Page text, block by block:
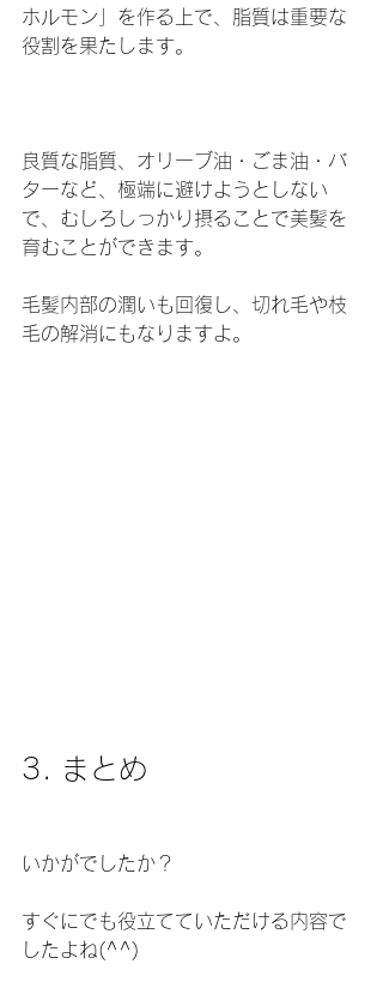
ホルモン」を作る上で、脂質は重要な
役割を果たします。
良質な脂質、オリーブ油・ごま油・バ
ターなど、極端に避けようとしない
で、むしろしっかり摂ることで美髪を
育むことができます。
毛髪内部の潤いも回復し、切れ毛や枝
毛の解消にもなりますよ。
3. まとめ
いかがでしたか？
すぐにでも役立てていただける内容で
したよね(^^)